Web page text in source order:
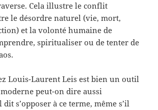
Cela illustre le conflit
le désordre naturel (vie, mort,
et la volonté humaine de
spiritualiser ou de tenter de
Louis-Laurent Leis est bien un outil
peut-on dire aussi
s’opposer à ce terme, même s’il